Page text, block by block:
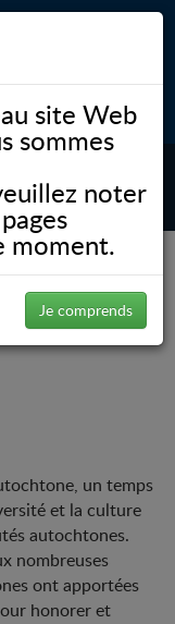
site Web
sommes
noter
moment.
Je comprends
A- A+ English
MENU
un temps
et la culture
autochtones.
nombreuses
ont apportées
honorer et